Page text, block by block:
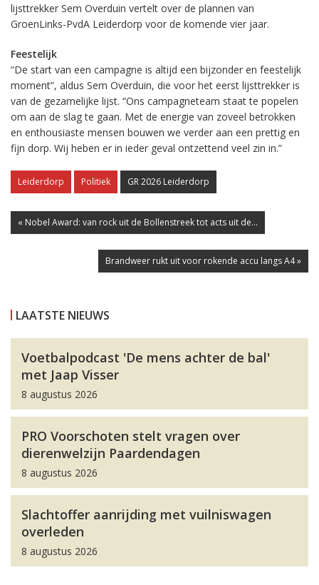
lijsttrekker Sem Overduin vertelt over de plannen van
GroenLinks-PvdA Leiderdorp voor de komende vier jaar.
Feestelijk
“De start van een campagne is altijd een bijzonder en feestelijk
moment”, aldus Sem Overduin, die voor het eerst lijsttrekker is
van de gezamelijke lijst. “Ons campagneteam staat te popelen
om aan de slag te gaan. Met de energie van zoveel betrokken
en enthousiaste mensen bouwen we verder aan een prettig en
fijn dorp. Wij heben er in ieder geval ontzettend veel zin in.”
Leiderdorp Politiek GR 2026 Leiderdorp
« Nobel Award: van rock uit de Bollenstreek tot acts uit de...
Brandweer rukt uit voor rokende accu langs A4 »
LAATSTE NIEUWS
Voetbalpodcast 'De mens achter de bal'
met Jaap Visser
8 augustus 2026
PRO Voorschoten stelt vragen over
dierenwelzijn Paardendagen
8 augustus 2026
Slachtoffer aanrijding met vuilniswagen
overleden
8 augustus 2026